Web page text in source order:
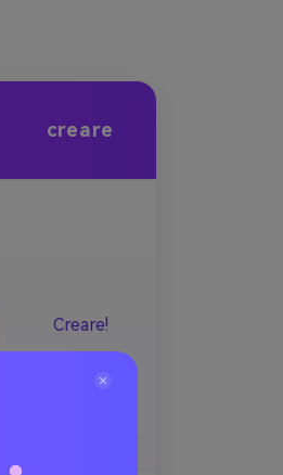
creare
Creare!